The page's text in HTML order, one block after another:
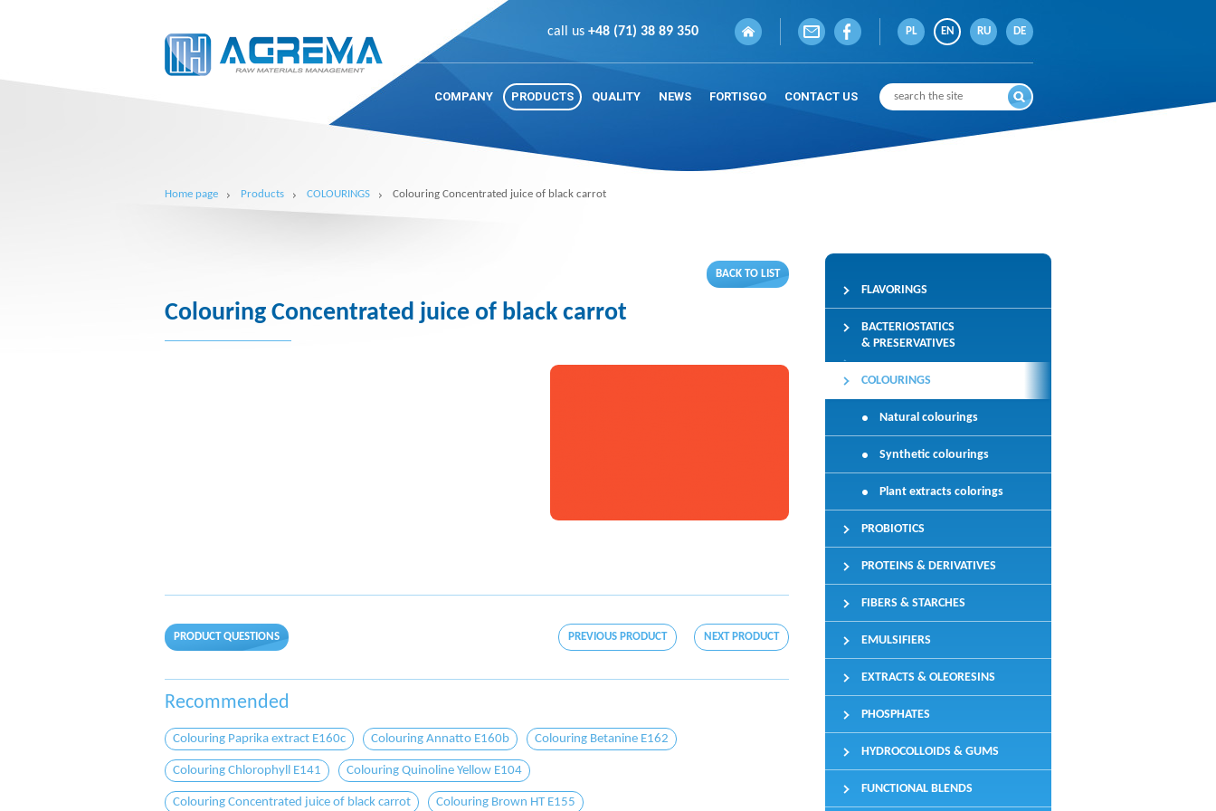
call us +48 (71) 38 89 350 PL EN RU DE
COMPANY PRODUCTS QUALITY NEWS FORTISGO CONTACT US
Home page Products COLOURINGS Colouring Concentrated juice of black carrot
FLAVORINGS
BACTERIOSTATICS
& PRESERVATIVES
COLOURINGS
Natural colourings
Synthetic colourings
Plant extracts colorings
PROBIOTICS
PROTEINS & DERIVATIVES
FIBERS & STARCHES
EMULSIFIERS
EXTRACTS & OLEORESINS
PHOSPHATES
HYDROCOLLOIDS & GUMS
FUNCTIONAL BLENDS
BACK TO LIST
Colouring Concentrated juice of black carrot
PRODUCT QUESTIONS PREVIOUS PRODUCT NEXT PRODUCT
Recommended
Colouring Paprika extract E160c Colouring Annatto E160b Colouring Betanine E162
Colouring Chlorophyll E141 Colouring Quinoline Yellow E104
Colouring Concentrated juice of black carrot Colouring Brown HT E155